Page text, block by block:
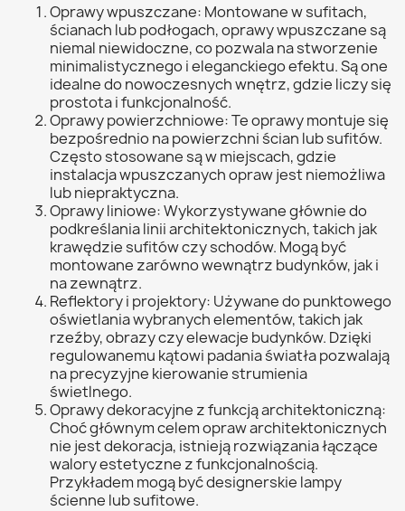
Oprawy wpuszczane: Montowane w sufitach,
ścianach lub podłogach, oprawy wpuszczane są
niemal niewidoczne, co pozwala na stworzenie
minimalistycznego i eleganckiego efektu. Są one
idealne do nowoczesnych wnętrz, gdzie liczy się
prostota i funkcjonalność.
Oprawy powierzchniowe: Te oprawy montuje się
bezpośrednio na powierzchni ścian lub sufitów.
Często stosowane są w miejscach, gdzie
instalacja wpuszczanych opraw jest niemożliwa
lub niepraktyczna.
Oprawy liniowe: Wykorzystywane głównie do
podkreślania linii architektonicznych, takich jak
krawędzie sufitów czy schodów. Mogą być
montowane zarówno wewnątrz budynków, jak i
na zewnątrz.
Reflektory i projektory: Używane do punktowego
oświetlania wybranych elementów, takich jak
rzeźby, obrazy czy elewacje budynków. Dzięki
regulowanemu kątowi padania światła pozwalają
na precyzyjne kierowanie strumienia
świetlnego.
Oprawy dekoracyjne z funkcją architektoniczną:
Choć głównym celem opraw architektonicznych
nie jest dekoracja, istnieją rozwiązania łączące
walory estetyczne z funkcjonalnością.
Przykładem mogą być designerskie lampy
ścienne lub sufitowe.